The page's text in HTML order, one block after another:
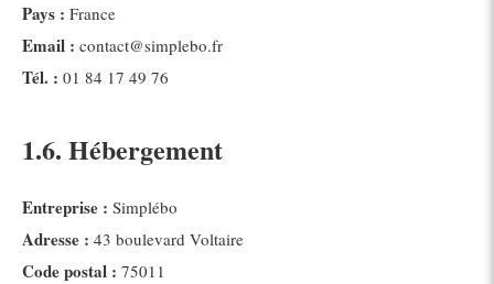
Pays : France
Email : contact@simplebo.fr
Tél. : 01 84 17 49 76
1.6. Hébergement
Entreprise : Simplébo
Adresse : 43 boulevard Voltaire
Code postal : 75011